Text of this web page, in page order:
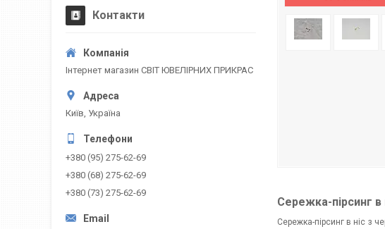
Сережка-пірсинг в
Сережка-пірсинг в ніс з
Контакти
Інтернет магазин СВІТ ЮВЕЛІРНИХ ПРИКРАС
Київ, Україна
+380 (95) 275-62-69
+380 (68) 275-62-69
+380 (73) 275-62-69